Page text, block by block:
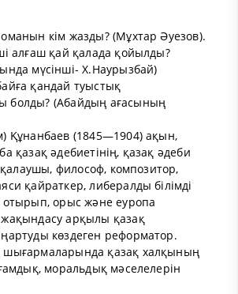
кім жазды? (Мұхтар Әуезов).
алғаш қай қалада қойылды?
мүсінші- Х.Наурызбай)
қандай туыстық
болды? (Абайдың ағасының
Құнанбаев (1845—1904) ақын,
қазақ әдебиетінің, қазақ әдеби
қалаушы, философ, композитор,
қайраткер, либералды білімді
отырып, орыс және еуропа
арқылы қазақ
көздеген реформатор.
қазақ халқының
моральдық мәселелерін